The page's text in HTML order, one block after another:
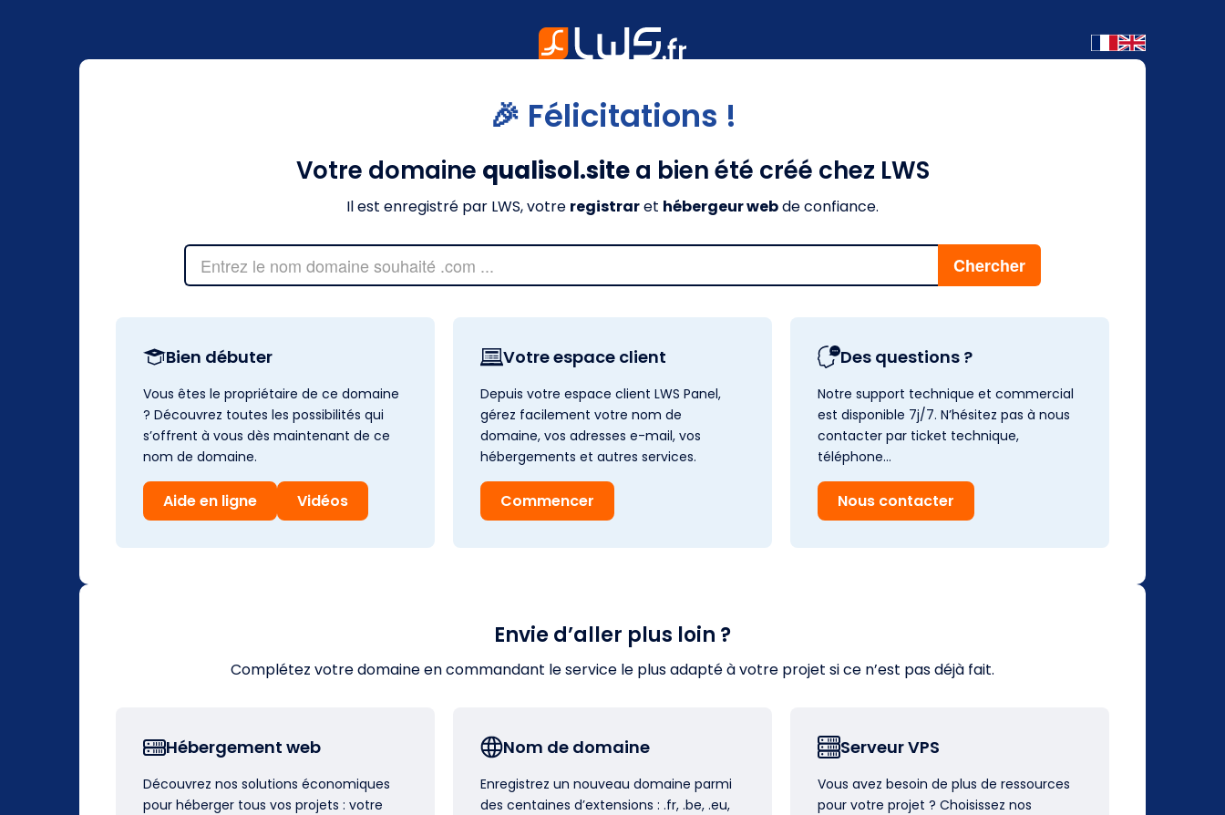
🎉 Félicitations !
Votre domaine qualisol.sitea bien été créé chez LWS
Il est enregistré par LWS, votre registraret hébergeur webde confiance.
Bien débuter
Vous êtes le propriétaire de ce domaine
? Découvrez toutes les possibilités qui
s’offrent à vous dès maintenant de ce
nom de domaine.
Aide en ligne Vidéos
Votre espace client
Depuis votre espace client LWS Panel,
gérez facilement votre nom de
domaine, vos adresses e-mail, vos
hébergements et autres services.
Commencer
Des questions ?
Notre support technique et commercial
est disponible 7j/7. N’hésitez pas à nous
contacter par ticket technique,
téléphone…
Nous contacter
Envie d’aller plus loin ?
Complétez votre domaine en commandant le service le plus adapté à votre projet si ce n’est pas déjà fait.
Hébergement web
Découvrez nos solutions économiques
pour héberger tous vos projets : votre
Nom de domaine
Enregistrez un nouveau domaine parmi
des centaines d’extensions : .fr, .be, .eu,
Serveur VPS
Vous avez besoin de plus de ressources
pour votre projet ? Choisissez nos